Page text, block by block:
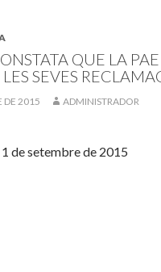
QUE LA
SEVES
DE 2015 ADMINISTRADOR
de setembre de 2015